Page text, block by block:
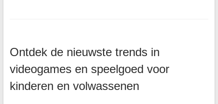
Ontdek de nieuwste trends in
videogames en speelgoed voor
kinderen en volwassenen